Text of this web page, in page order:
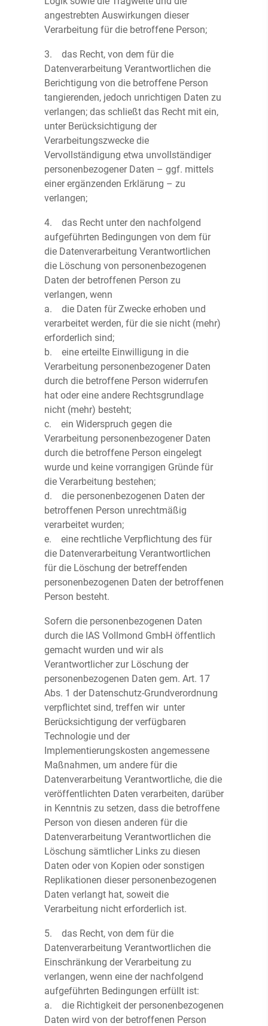
angestrebten Auswirkungen dieser
Verarbeitung für die betroffene Person;
3. das Recht, von dem für die
Datenverarbeitung Verantwortlichen die
Berichtigung von die betroffene Person
tangierenden, jedoch unrichtigen Daten zu
verlangen; das schließt das Recht mit ein,
unter Berücksichtigung der
Verarbeitungszwecke die
Vervollständigung etwa unvollständiger
personenbezogener Daten – ggf. mittels
einer ergänzenden Erklärung – zu
verlangen;
4. das Recht unter den nachfolgend
aufgeführten Bedingungen von dem für
die Datenverarbeitung Verantwortlichen
die Löschung von personenbezogenen
Daten der betroffenen Person zu
verlangen, wenn
a. die Daten für Zwecke erhoben und
verarbeitet werden, für die sie nicht (mehr)
erforderlich sind;
b. eine erteilte Einwilligung in die
Verarbeitung personenbezogener Daten
durch die betroffene Person widerrufen
hat oder eine andere Rechtsgrundlage
nicht (mehr) besteht;
c. ein Widerspruch gegen die
Verarbeitung personenbezogener Daten
durch die betroffene Person eingelegt
wurde und keine vorrangigen Gründe für
die Verarbeitung bestehen;
d. die personenbezogenen Daten der
betroffenen Person unrechtmäßig
verarbeitet wurden;
e. eine rechtliche Verpflichtung des für
die Datenverarbeitung Verantwortlichen
für die Löschung der betreffenden
personenbezogenen Daten der betroffenen
Person besteht.
Sofern die personenbezogenen Daten
durch die IAS Vollmond GmbH öffentlich
gemacht wurden und wir als
Verantwortlicher zur Löschung der
personenbezogenen Daten gem. Art. 17
Abs. 1 der Datenschutz-Grundverordnung
verpflichtet sind, treffen wir unter
Berücksichtigung der verfügbaren
Technologie und der
Implementierungskosten angemessene
Maßnahmen, um andere für die
Datenverarbeitung Verantwortliche, die die
veröffentlichten Daten verarbeiten, darüber
in Kenntnis zu setzen, dass die betroffene
Person von diesen anderen für die
Datenverarbeitung Verantwortlichen die
Löschung sämtlicher Links zu diesen
Daten oder von Kopien oder sonstigen
Replikationen dieser personenbezogenen
Daten verlangt hat, soweit die
Verarbeitung nicht erforderlich ist.
5. das Recht, von dem für die
Datenverarbeitung Verantwortlichen die
Einschränkung der Verarbeitung zu
verlangen, wenn eine der nachfolgend
aufgeführten Bedingungen erfüllt ist:
a. die Richtigkeit der personenbezogenen
Daten wird von der betroffenen Person